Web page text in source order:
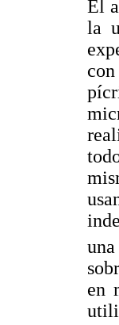
El
la
en